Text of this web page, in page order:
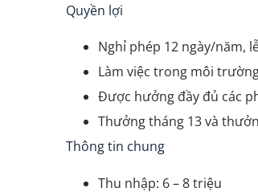
Quyền lợi
Nghỉ phép 12 ngày/năm,
Làm việc trong môi
Được hưởng đầy đủ các
Thưởng tháng 13 và
Thông tin chung
Thu nhập: 6 – 8 triệu